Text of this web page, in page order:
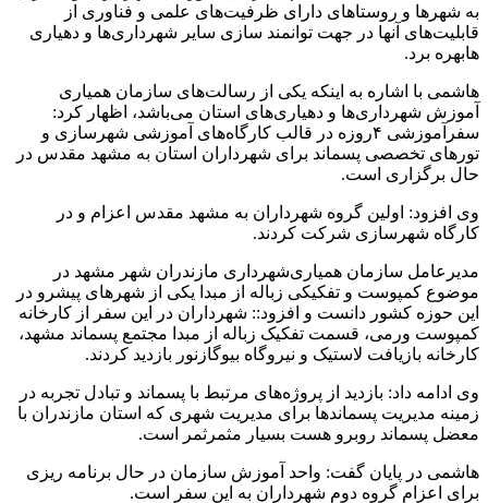
به شهرها و روستاهای دارای ظرفیت‌های علمی و فناوری از
قابلیت‌های آنها در جهت توانمند سازی سایر شهرداری‌ها و دهیاری
هابهره برد.
هاشمی با اشاره به اینکه یکی از رسالت‌های سازمان همیاری
آموزش شهرداری‌ها و دهیاری‌های استان می‌باشد، اظهار کرد:
سفرآموزشی ۴روزه در قالب کارگاه‌های آموزشی شهرسازی و
تورهای تخصصی پسماند برای شهرداران استان به مشهد مقدس در
حال برگزاری است.
وی افزود: اولین گروه شهرداران به مشهد مقدس اعزام و در
کارگاه شهرسازی شرکت کردند.
مدیرعامل سازمان همیاری‌شهرداری مازندران شهر مشهد در
موضوع کمپوست و تفکیکی زباله از مبدا یکی از شهرهای پیشرو در
این حوزه کشور دانست و افزود:: شهرداران در این سفر از کارخانه
کمپوست ورمی، قسمت تفکیک زباله از مبدا مجتمع پسماند مشهد،
کارخانه بازیافت لاستیک و نیروگاه بیوگازنور بازدید کردند.
وی ادامه داد: بازدید از پروژه‌های مرتبط با پسماند و تبادل تجربه در
زمینه مدیریت پسماندها برای مدیریت شهری که استان مازندران با
معضل پسماند روبرو هست بسیار مثمرثمر است.
هاشمی در پایان گفت: واحد آموزش سازمان در حال برنامه ریزی
برای اعزام گروه دوم شهرداران به این سفر است.